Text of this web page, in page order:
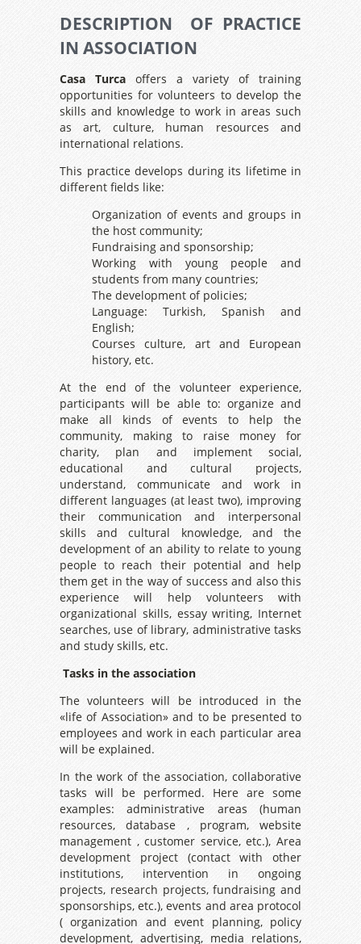
DESCRIPTION OF PRACTICE
IN ASSOCIATION
Casa Turca offers a variety of training
opportunities for volunteers to develop the
skills and knowledge to work in areas such
as art, culture, human resources and
international relations.
This practice develops during its lifetime in
different fields like:
Organization of events and groups in
the host community;
Fundraising and sponsorship;
Working with young people and
students from many countries;
The development of policies;
Language: Turkish, Spanish and
English;
Courses culture, art and European
history, etc.
At the end of the volunteer experience,
participants will be able to: organize and
make all kinds of events to help the
community, making to raise money for
charity, plan and implement social,
educational and cultural projects,
understand, communicate and work in
different languages ​​(at least two), improving
their communication and interpersonal
skills and cultural knowledge, and the
development of an ability to relate to young
people to reach their potential and help
them get in the way of success and also this
experience will help volunteers with
organizational skills, essay writing, Internet
searches, use of library, administrative tasks
and study skills, etc.
Tasks in the association
The volunteers will be introduced in the
«life of Association» and to be presented to
employees and work in each particular area
will be explained.
In the work of the association, collaborative
tasks will be performed. Here are some
examples: administrative areas (human
resources, database , program, website
management , customer service, etc.), Area
development project (contact with other
institutions, intervention in ongoing
projects, research projects, fundraising and
sponsorships, etc.), events and area protocol
( organization and event planning, policy
development, advertising, media relations,